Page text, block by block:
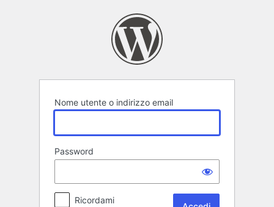
Nome utente o indirizzo email
Password
Ricordami